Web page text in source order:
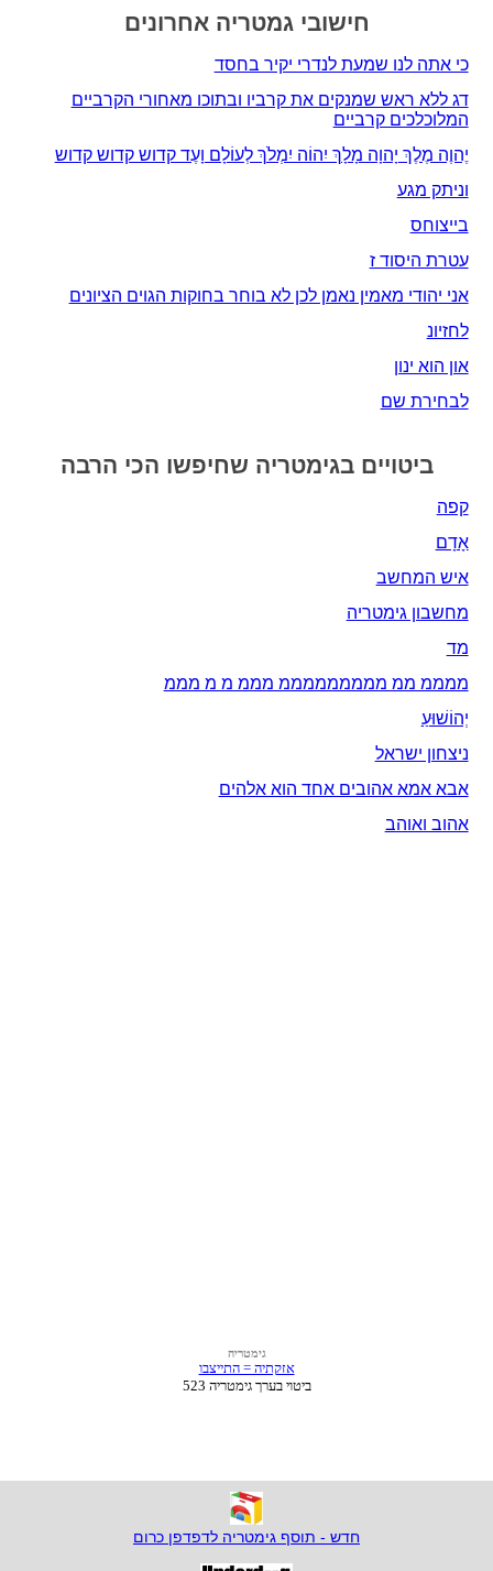
חישובי גמטריה אחרונים
כי אתה לנו שמעת לנדרי יקיר בחסד
דג ללא ראש שמנקים את קרביו ובתוכו מאחורי הקרביים
המלוכלכים קרביים
יֶהוֶה מֶלֶךְ יָהוָה מָלָךְ יִהוֹה יִמְלֹךְ לְעוֹלָם וָעֶד קדוש קדוש קדוש
וניתק מגע
בייצוחס
עטרת היסוד ז
אני יהודי מאמין נאמן לכן לא בוחר בחוקות הגוים הציונים
לחזיונ
און הוא ינון
לבחירת שם
ביטויים בגימטריה שחיפשו הכי הרבה
קפה
אָדָם‎
איש המחשב
מחשבון גימטריה
מד
ממממ ממ מממממממממ מממ מ מ מממ
יְהוֹשׁוּעַ
ניצחון ישראל
אבא אמא אהובים אחד הוא אלהים
אהוב ואוהב
חדש - תוסף גימטריה לדפדפן כרום